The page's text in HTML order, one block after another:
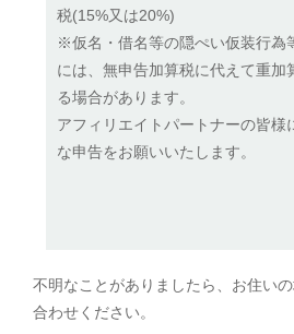
税(15%又は20%)
※仮名・借名等の隠ぺい仮装行為
には、無申告加算税に代えて重加
る場合があります。
アフィリエイトパートナーの皆様
な申告をお願いいたします。
不明なことがありましたら、お住い
合わせください。